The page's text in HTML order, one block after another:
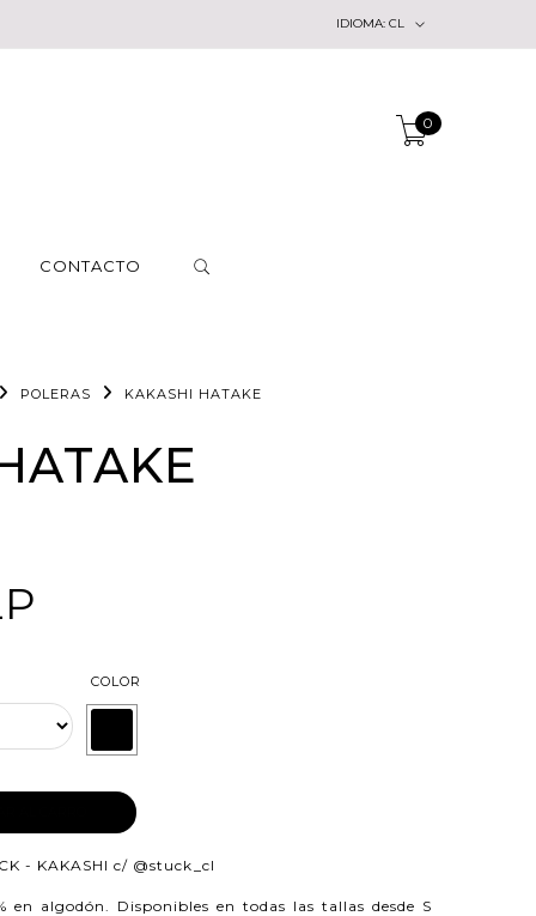
IDIOMA: CL
0
CONTACTO
POLERAS KAKASHI HATAKE
COLOR
- KAKASHI c/ @stuck_cl
en algodón. Disponibles en todas las tallas desde S